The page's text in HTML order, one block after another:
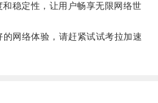
稳定性，让用户畅享无限网络世
网络体验，请赶紧试试考拉加速